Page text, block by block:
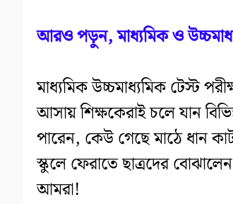
আরও পড়ুন, মাধ্যমিক ও
মাধ্যমিক উচ্চমাধ্যমিক টেস্ট
আসায় শিক্ষকেরাই চলে যান
পারেন, কেউ গেছে মাঠে ধান
স্কুলে ফেরাতে ছাত্রদের
আমরা!